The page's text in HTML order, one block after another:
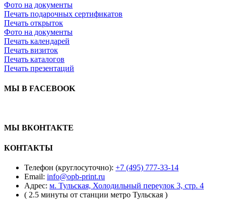
Фото на документы
Печать подарочных сертификатов
Печать открыток
Фото на документы
Печать календарей
Печать визиток
Печать каталогов
Печать презентаций
МЫ В FACEBOOK
МЫ ВКОНТАКТЕ
КОНТАКТЫ
Телефон (круглосуточно): +7 (495) 777-33-14
Email: info@opb-print.ru
Адрес: м. Тульская, Холодильный переулок 3, стр. 4
( 2.5 минуты от станции метро Тульская )